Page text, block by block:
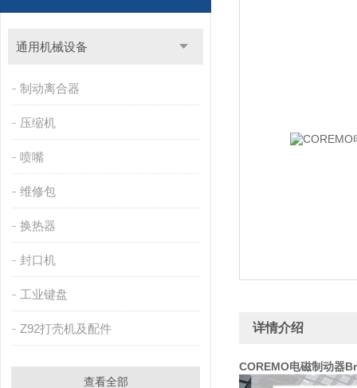
通用机械设备
制动离合器
压缩机
喷嘴
维修包
换热器
封口机
工业键盘
Z92打壳机及配件
查看全部
详情介绍
COREMO电磁制动器